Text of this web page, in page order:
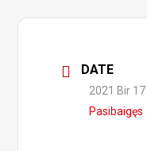
DATE
2021 Bir 17
Pasibaigęs